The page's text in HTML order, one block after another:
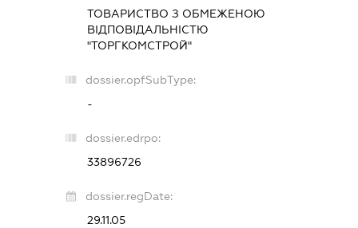
ТОВАРИСТВО З ОБМЕЖЕНОЮ
ВІДПОВІДАЛЬНІСТЮ
"ТОРГКОМСТРОЙ"
dossier.opfSubType:
-
dossier.edrpo:
33896726
dossier.regDate:
29.11.05